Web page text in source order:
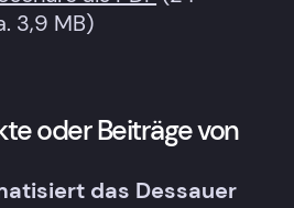
3,9 MB)
oder Beiträge von
das Dessauer